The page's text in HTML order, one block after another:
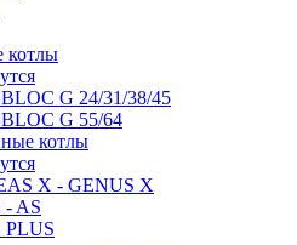
котлы
G 24/31/38/45
G 55/64
котлы
X - GENUS X
- AS
PLUS